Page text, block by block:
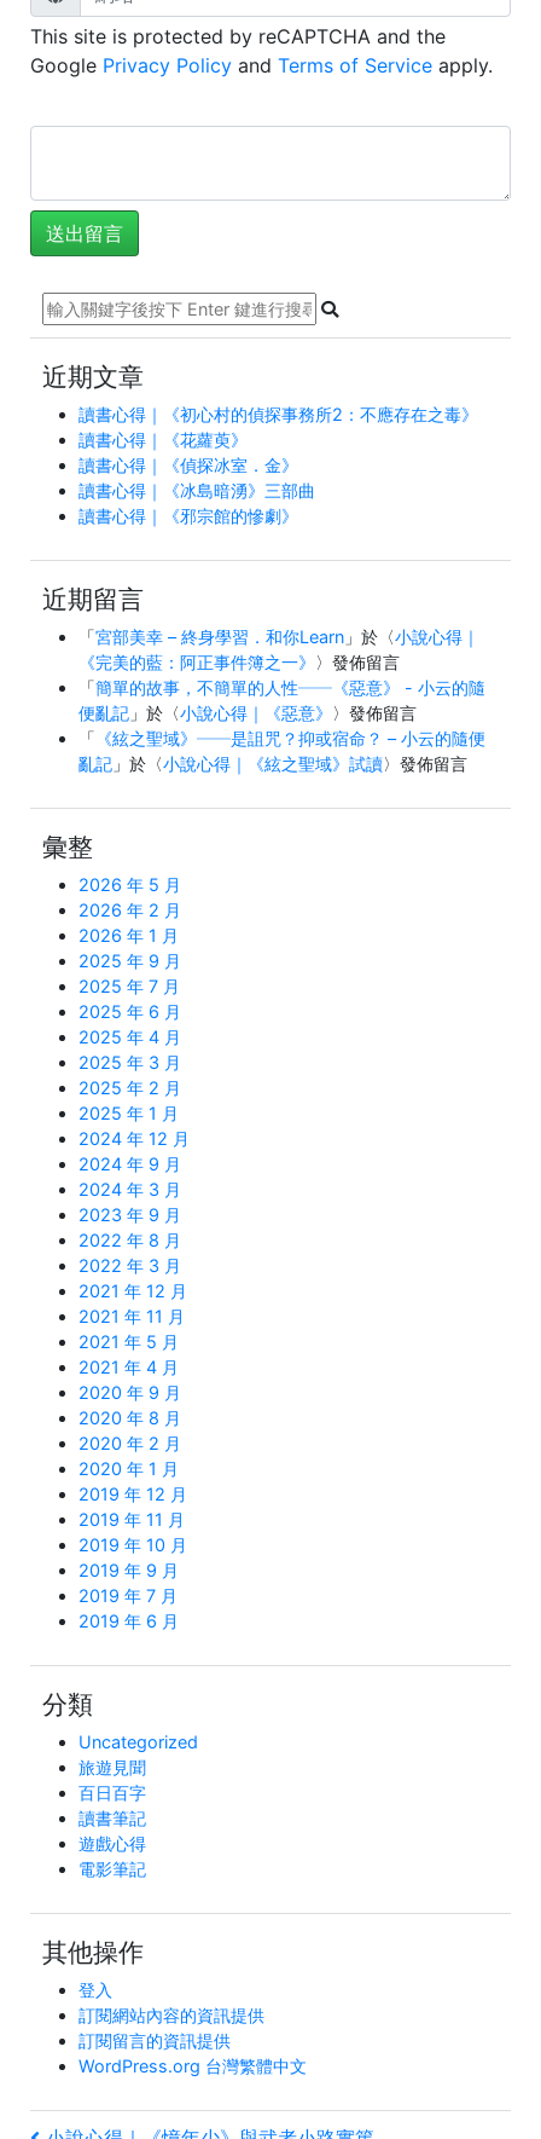
This site is protected by reCAPTCHA and the
Google Privacy Policy and Terms of Service apply.
近期文章
讀書心得｜《初心村的偵探事務所2：不應存在之毒》
讀書心得｜《花蘿萸》
讀書心得｜《偵探冰室．金》
讀書心得｜《冰島暗湧》三部曲
讀書心得｜《邪宗館的慘劇》
近期留言
「宮部美幸 – 終身學習．和你Learn 」於〈小說心得｜
《完美的藍：阿正事件簿之一》 〉發佈留言
「簡單的故事，不簡單的人性──《惡意》 - 小云的隨
便亂記 」於〈小說心得｜《惡意》 〉發佈留言
「 《絃之聖域》──是詛咒？抑或宿命？ – 小云的隨便
亂記 」於〈小說心得｜《絃之聖域》試讀〉發佈留言
彙整
2026 年 5 月
2026 年 2 月
2026 年 1 月
2025 年 9 月
2025 年 7 月
2025 年 6 月
2025 年 4 月
2025 年 3 月
2025 年 2 月
2025 年 1 月
2024 年 12 月
2024 年 9 月
2024 年 3 月
2023 年 9 月
2022 年 8 月
2022 年 3 月
2021 年 12 月
2021 年 11 月
2021 年 5 月
2021 年 4 月
2020 年 9 月
2020 年 8 月
2020 年 2 月
2020 年 1 月
2019 年 12 月
2019 年 11 月
2019 年 10 月
2019 年 9 月
2019 年 7 月
2019 年 6 月
分類
Uncategorized
旅遊見聞
百日百字
讀書筆記
遊戲心得
電影筆記
其他操作
登入
訂閱網站內容的資訊提供
訂閱留言的資訊提供
WordPress.org 台灣繁體中文